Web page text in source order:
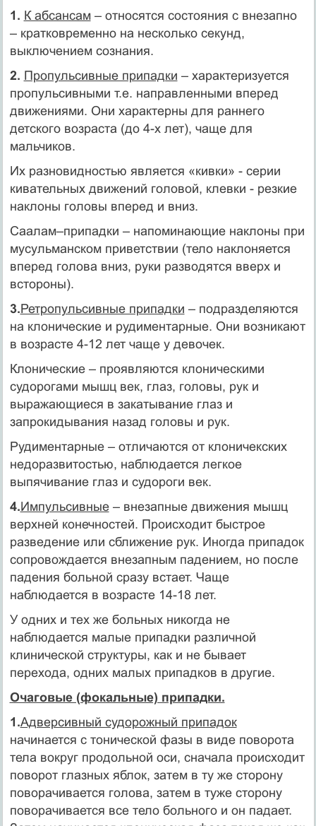
1. К абсансам– относятся состояния с внезапно
– кратковременно на несколько секунд,
выключением сознания.
2. Пропульсивные припадки – характеризуется
пропульсивными т.е. направленными вперед
движениями. Они характерны для раннего
детского возраста (до 4-х лет), чаще для
мальчиков.
Их разновидностью является «кивки» - серии
кивательных движений головой, клевки - резкие
наклоны головы вперед и вниз.
Саалам–припадки – напоминающие наклоны при
мусульманском приветствии (тело наклоняется
вперед голова вниз, руки разводятся вверх и
встороны).
3.Ретропульсивные припадки – подразделяются
на клонические и рудиментарные. Они возникают
в возрасте 4-12 лет чаще у девочек.
Клонические – проявляются клоническими
судорогами мышц век, глаз, головы, рук и
выражающиеся в закатывание глаз и
запрокидывания назад головы и рук.
Рудиментарные – отличаются от клоничекских
недоразвитостью, наблюдается легкое
выпячивание глаз и судороги век.
4.Импульсивные– внезапные движения мышц
верхней конечностей. Происходит быстрое
разведение или сближение рук. Иногда припадок
сопровождается внезапным падением, но после
падения больной сразу встает. Чаще
наблюдается в возрасте 14-18 лет.
У одних и тех же больных никогда не
наблюдается малые припадки различной
клинической структуры, как и не бывает
перехода, одних малых припадков в другие.
Очаговые (фокальные) припадки.
1.Адверсивный судорожный припадок
начинается с тонической фазы в виде поворота
тела вокруг продольной оси, сначала происходит
поворот глазных яблок, затем в ту же сторону
поворачивается голова, затем в туже сторону
поворачивается все тело больного и он падает.